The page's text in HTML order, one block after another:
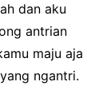
dan aku
antrian
maju aja
ngantri.